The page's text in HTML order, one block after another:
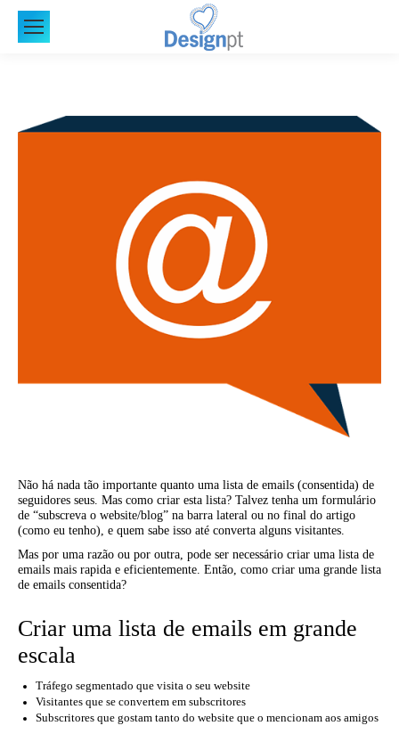
Não há nada tão importante quanto uma lista de emails (consentida) de
seguidores seus. Mas como criar esta lista? Talvez tenha um formulário
de “subscreva o website/blog” na barra lateral ou no final do artigo
(como eu tenho), e quem sabe isso até converta alguns visitantes.
Mas por uma razão ou por outra, pode ser necessário criar uma lista de
emails mais rapida e eficientemente. Então, como criar uma grande lista
de emails consentida?
Criar uma lista de emails em grande
escala
Tráfego segmentado que visita o seu website
Visitantes que se convertem em subscritores
Subscritores que gostam tanto do website que o mencionam aos amigos